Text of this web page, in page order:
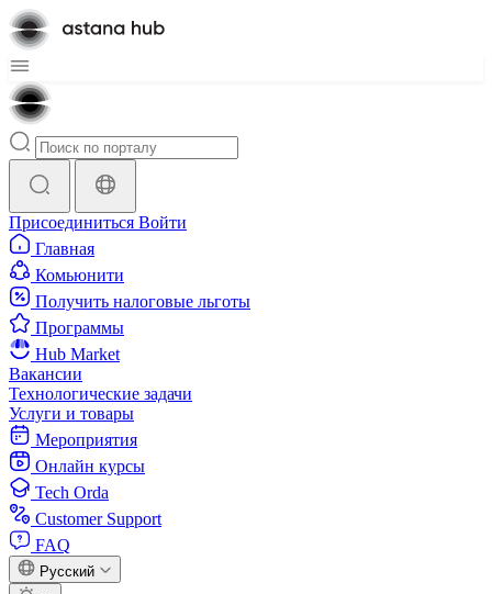
Присоединиться Войти
Главная
Комьюнити
Получить налоговые льготы
Программы
Hub Market
Вакансии
Технологические задачи
Услуги и товары
Мероприятия
Онлайн курсы
Tech Orda
Customer Support
FAQ
Русский